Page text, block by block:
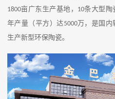
1800亩广东生产基地， 10条大型陶
年产量（平方）达5000万，是国内
生产新型环保陶瓷。